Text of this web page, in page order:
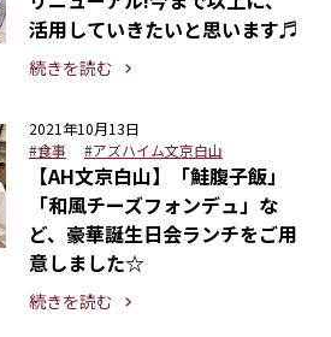
活用していきたいと思います♬
続きを読む
2021年10月13日
#食事
#アズハイム文京白山
【AH文京白山】「鮭腹子飯」
「和風チーズフォンデュ」な
ど、豪華誕生日会ランチをご用
意しました☆
続きを読む